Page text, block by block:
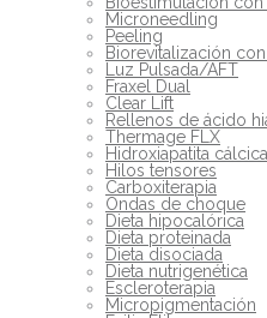
Microneedling
Peeling
Biorevitalización
Luz Pulsada/AFT
Fraxel Dual
Clear Lift
Rellenos de ácido
Thermage FLX
Hidroxiapatita cálcica
Hilos tensores
Carboxiterapia
Ondas de choque
Dieta hipocalórica
Dieta proteinada
Dieta disociada
Dieta nutrigenética
Escleroterapia
Micropigmentación